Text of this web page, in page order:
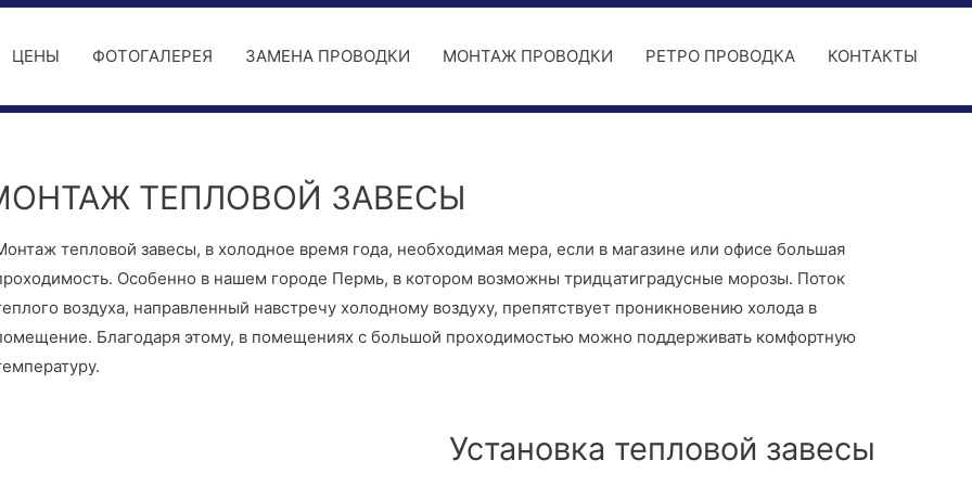
ЦЕНЫ ФОТОГАЛЕРЕЯ ЗАМЕНА ПРОВОДКИ МОНТАЖ ПРОВОДКИ РЕТРО ПРОВОДКА КОНТАКТЫ
ТЕПЛОВОЙ ЗАВЕСЫ
тепловой завесы, в холодное время года, необходимая мера, если в магазине или офисе большая
Особенно в нашем городе Пермь, в котором возможны тридцатиградусные морозы. Поток
воздуха, направленный навстречу холодному воздуху, препятствует проникновению холода в
Благодаря этому, в помещениях с большой проходимостью можно поддерживать комфортную
Установка тепловой завесы